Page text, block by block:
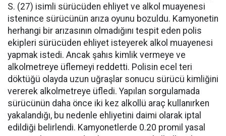
S. (27) isimli sürücüden ehliyet ve alkol muayenesi
istenince sürücünün arıza oyunu bozuldu. Kamyonetin
herhangi bir arızasının olmadığını tespit eden polis
ekipleri sürücüden ehliyet isteyerek alkol muayenesi
yapmak istedi. Ancak şahıs kimlik vermeye ve
alkolmetreye üflemeyi reddetti. Polisin ecel teri
döktüğü olayda uzun uğraşlar sonucu sürücü kimliğini
vererek alkolmetreye üfledi. Yapılan sorgulamada
sürücünün daha önce iki kez alkollü araç kullanırken
yakalandığı, bu nedenle ehliyetini daimi olarak iptal
edildiği belirlendi. Kamyonetlerde 0.20 promil yasal